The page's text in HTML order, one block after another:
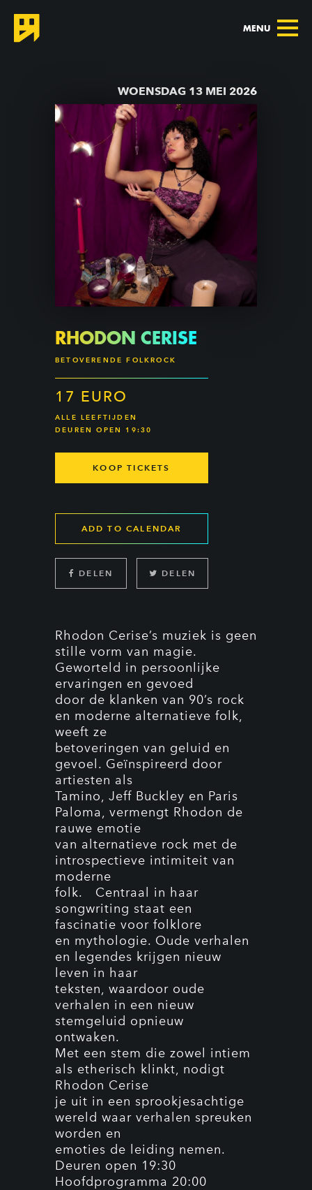
MENU
WOENSDAG 13 MEI 2026
RHODON CERISE
BETOVERENDE FOLKROCK
17 EURO
ALLE LEEFTIJDEN
DEUREN OPEN 19:30
KOOP TICKETS
ADD TO CALENDAR
DELEN DELEN
Rhodon Cerise’s muziek is geen
stille vorm van magie.
Geworteld in persoonlijke
ervaringen en gevoed
door de klanken van 90’s rock
en moderne alternatieve folk,
weeft ze
betoveringen van geluid en
gevoel. Geïnspireerd door
artiesten als
Tamino, Jeff Buckley en Paris
Paloma, vermengt Rhodon de
rauwe emotie
van alternatieve rock met de
introspectieve intimiteit van
moderne
folk. Centraal in haar
songwriting staat een
fascinatie voor folklore
en mythologie. Oude verhalen
en legendes krijgen nieuw
leven in haar
teksten, waardoor oude
verhalen in een nieuw
stemgeluid opnieuw
ontwaken.
Met een stem die zowel intiem
als etherisch klinkt, nodigt
Rhodon Cerise
je uit in een sprookjesachtige
wereld waar verhalen spreuken
worden en
emoties de leiding nemen.
Deuren open 19:30
Hoofdprogramma 20:00